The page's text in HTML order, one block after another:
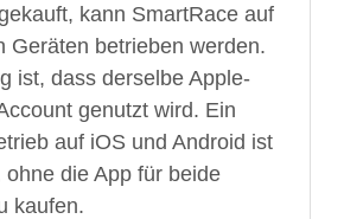
kann SmartRace auf
Geräten betrieben werden.
ist, dass derselbe Apple-
genutzt wird. Ein
auf iOS und Android ist
ohne die App für beide
kaufen.